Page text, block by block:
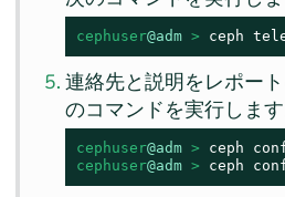
cephuser@adm > ceph
連絡先と説明をレポー
のコマンドを実行します
cephuser@adm >
cephuser@adm > ceph